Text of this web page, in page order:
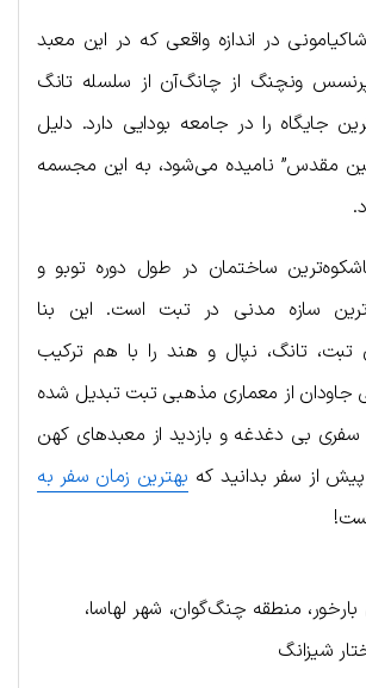
ساله شاکیامونی در اندازه واقعی که در این معبد
پرنسس ونچنگ از چانگ‌آن از سلسله تانگ
جایگاه را در جامعه بودایی دارد. دلیل
مقدس” نامیده می‌شود، به این مجسمه
ساختمان در طول دوره توبو و
سازه مدنی در تبت است. این بنا
تانگ، نپال و هند را با هم ترکیب
جاودان از معماری مذهبی تبت تبدیل شده
بی دغدغه و بازدید از معبدهای کهن
از سفر بدانید که بهترین زمان سفر به
منطقه چنگ‌گوان، شهر لهاسا،
شیزانگ